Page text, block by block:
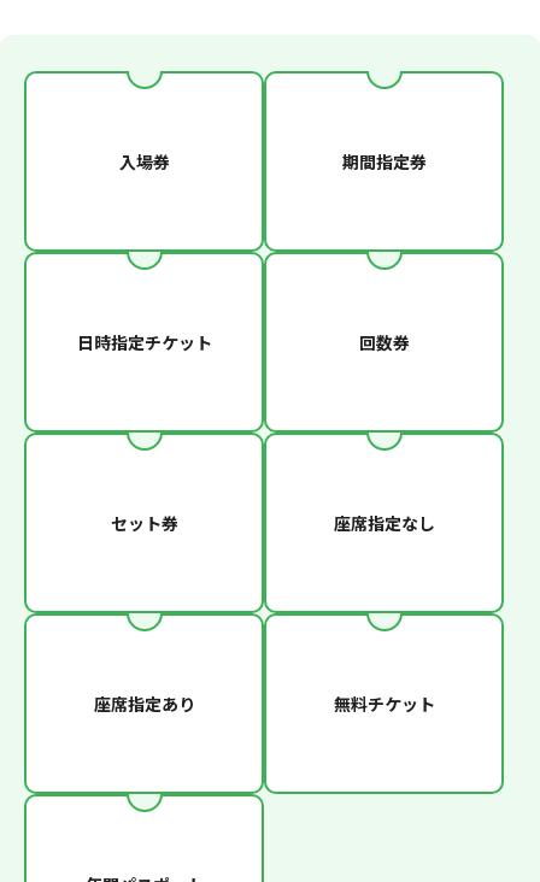
入場券 期間指定券
日時指定チケット 回数券
セット券 座席指定なし
座席指定あり 無料チケット